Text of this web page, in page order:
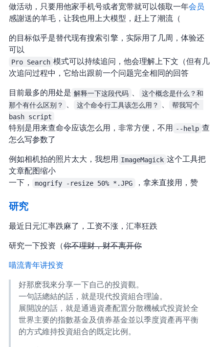
Softbank 做活动，只要用他家手机号或者宽带就可以领取一年Perplexity Pro 会员
感謝 Softbank 送的羊毛，让我也用上大模型，赶上了潮流（
Perplexity 的目标似乎是替代现有搜索引擎，实际用了几周，体验还
可以
Pro Search 模式可以持续追问，他会理解上下文（但有几
次追问过程中，它给出跟前一个问题完全相同的回答
目前最多的用处是 解释一下这段代码 、
这个概念是什么？和
那个有什么区别？
、 这个命令行工具该怎么用？ 、
帮我写个
bash script
特别是用来查命令应该怎么用，非常方便，不用 --help 查
怎么写参数了
例如相机拍的照片太大，我想用 ImageMagick 这个工具把
文章配图缩小 50%
Perplexity 一下，
mogrify -resize 50% *.JPG ，拿来直接用，赞
研究 NISA
最近日元汇率跌麻了，工资不涨，汇率狂跌…
研究一下投资（你不理财，财不离开你
Twitter - 喵流青年@midwaydude 讲投资
好那麽我來分享一下自己的投資觀。
一句話總結的話，就是現代投資組合理論。
展開說的話，就是通過資產配置分散機械式投資於全
世界主要的指數基金及債券基金並以季度資產再平衡
的方式維持投資組合的既定比例。